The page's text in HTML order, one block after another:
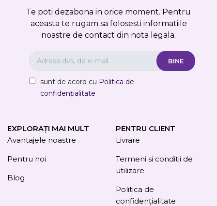
Te poti dezabona in orice moment. Pentru
aceasta te rugam sa folosesti informatiile
noastre de contact din nota legala.
sunt de acord cu Politica de
confidențialitate
EXPLORAȚI MAI MULT
Avantajele noastre
Pentru noi
Blog
PENTRU CLIENT
Livrare
Termeni si conditii de
utilizare
Politica de
confidențialitate